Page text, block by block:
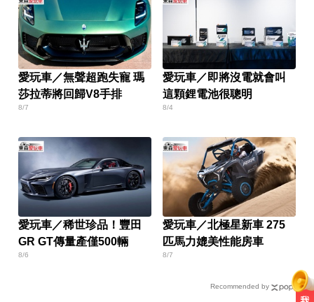
愛玩車／無聲超跑失寵 瑪
莎拉蒂將回歸V8手排
8/7
愛玩車／即將沒電就會叫
這顆鋰電池很聰明
8/4
愛玩車／稀世珍品！豐田
GR GT傳量產僅500輛
8/6
愛玩車／北極星新車 275
匹馬力媲美性能房車
8/7
Recommended by